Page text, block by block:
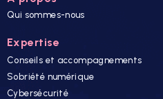
Qui sommes-nous
Expertise
Conseils et accompagnements
Sobriété numérique
Cybersécurité